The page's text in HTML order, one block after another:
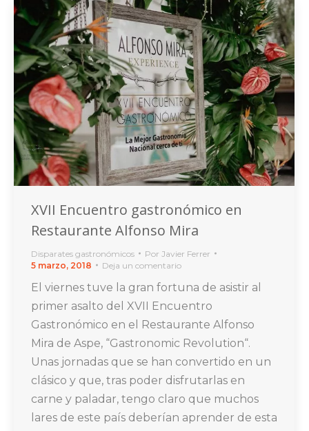
XVII Encuentro gastronómico en
Restaurante Alfonso Mira
Disparates gastronómicos Por Javier Ferrer
5 marzo, 2018
Deja un comentario
El viernes tuve la gran fortuna de asistir al
primer asalto del XVII Encuentro
Gastronómico en el Restaurante Alfonso
Mira de Aspe, “Gastronomic Revolution“.
Unas jornadas que se han convertido en un
clásico y que, tras poder disfrutarlas en
carne y paladar, tengo claro que muchos
lares de este país deberían aprender de esta